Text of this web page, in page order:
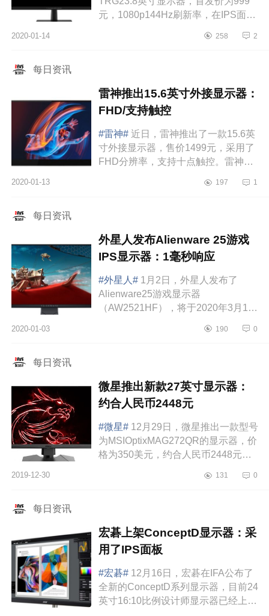
元，1080p144Hz刷新率，在IPS面板
了2个HDMI接口和一个DP接口，底座
2020-01-14 258 2
每日资讯
雷神推出15.6英寸外接显示器：
FHD/支持触控
#雷神# 近日，雷神推出了一款15.6英
寸外接显示器，售价1499元，采用了
FHD分辨率，支持十点触控。雷神外
770g，三边6mm窄边框设计，机身搭
2020-01-13 197 1
每日资讯
外星人发布Alienware 25游戏
IPS显示器：1毫秒响应
#外星人# 1月2日，外星人发布了
Alienware25游戏显示器
（AW2521HF），将于2020年3月11
元。这款显示器有高度标记，以便于
2020-01-03 190 0
每日资讯
微星推出新款27英寸显示器：
约合人民币2448元
#微星# 12月29日，微星推出一款型号
为MSIOptixMAG272QR的显示器，价
格为350美元，约合人民币2448元，
MSIOptixMAG272QR显示器为该公司
2019-12-30 131 0
每日资讯
宏碁上架ConceptD显示器：采
用了IPS面板
#宏碁# 12月16日，宏碁在IFA公布了
全新的ConceptD系列显示器，目前24
英寸16:10比例设计师显示器已经上